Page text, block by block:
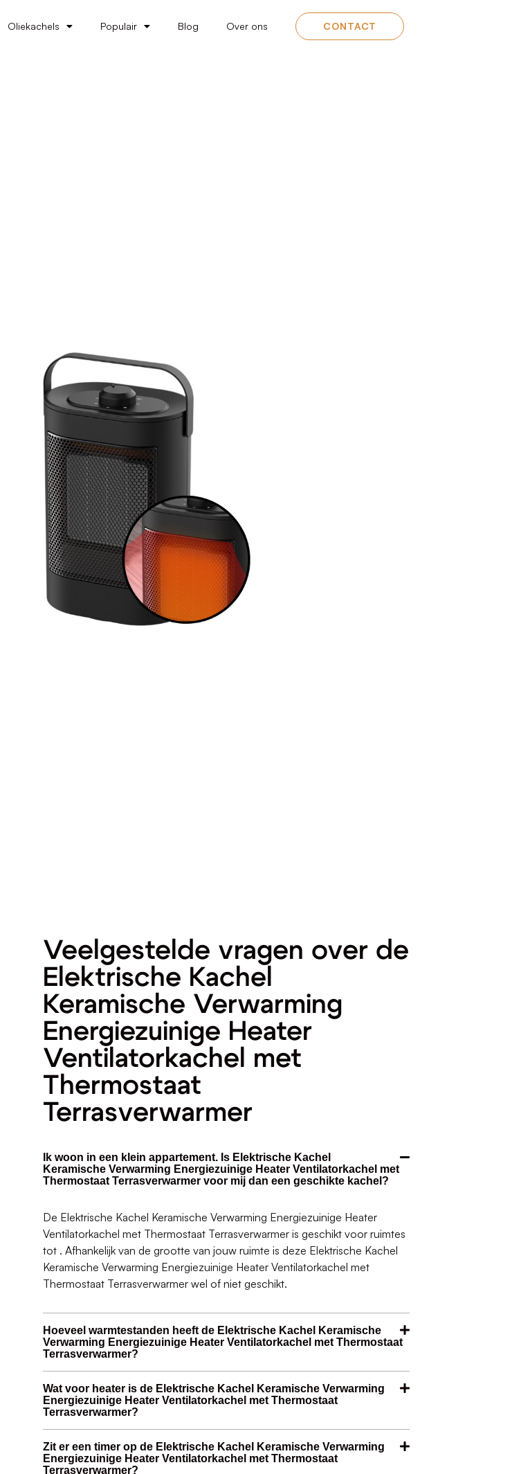
Oliekachels Populair Blog Over ons CONTACT
Veelgestelde vragen over de
Elektrische Kachel
Keramische Verwarming
Energiezuinige Heater
Ventilatorkachel met
Thermostaat
Terrasverwarmer
Ik woon in een klein appartement. Is Elektrische Kachel
Keramische Verwarming Energiezuinige Heater Ventilatorkachel met
Thermostaat Terrasverwarmer voor mij dan een geschikte kachel?
De Elektrische Kachel Keramische Verwarming Energiezuinige Heater
Ventilatorkachel met Thermostaat Terrasverwarmer is geschikt voor ruimtes
tot . Afhankelijk van de grootte van jouw ruimte is deze Elektrische Kachel
Keramische Verwarming Energiezuinige Heater Ventilatorkachel met
Thermostaat Terrasverwarmer wel of niet geschikt.
Hoeveel warmtestanden heeft de Elektrische Kachel Keramische
Verwarming Energiezuinige Heater Ventilatorkachel met Thermostaat
Terrasverwarmer?
Wat voor heater is de Elektrische Kachel Keramische Verwarming
Energiezuinige Heater Ventilatorkachel met Thermostaat
Terrasverwarmer?
Zit er een timer op de Elektrische Kachel Keramische Verwarming
Energiezuinige Heater Ventilatorkachel met Thermostaat
Terrasverwarmer?